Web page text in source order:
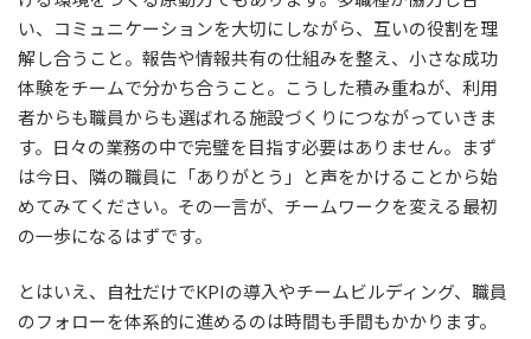
い、コミュニケーションを大切にしながら、互いの役割を理
解し合うこと。報告や情報共有の仕組みを整え、小さな成功
体験をチームで分かち合うこと。こうした積み重ねが、利用
者からも職員からも選ばれる施設づくりにつながっていきま
す。日々の業務の中で完璧を目指す必要はありません。まず
は今日、隣の職員に「ありがとう」と声をかけることから始
めてみてください。その一言が、チームワークを変える最初
の一歩になるはずです。
とはいえ、自社だけでKPIの導入やチームビルディング、職員
のフォローを体系的に進めるのは時間も手間もかかります。